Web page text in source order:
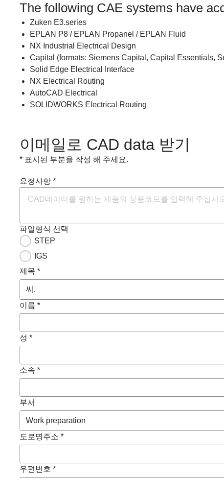
The following CAE systems have
Zuken E3.series
EPLAN P8 / EPLAN Propanel / EPLAN Fluid
NX Industrial Electrical Design
Capital (formats: Siemens Capital, Capital Essentials,
Solid Edge Electrical Interface
NX Electrical Routing
AutoCAD Electrical
SOLIDWORKS Electrical Routing
이메일로 CAD data 받기
* 표시된 부분을 작성 해 주세요.
요청사항 *
파일형식 선택
STEP
IGS
제목 *
이름 *
성 *
소속 *
부서
도로명주소 *
우편번호 *